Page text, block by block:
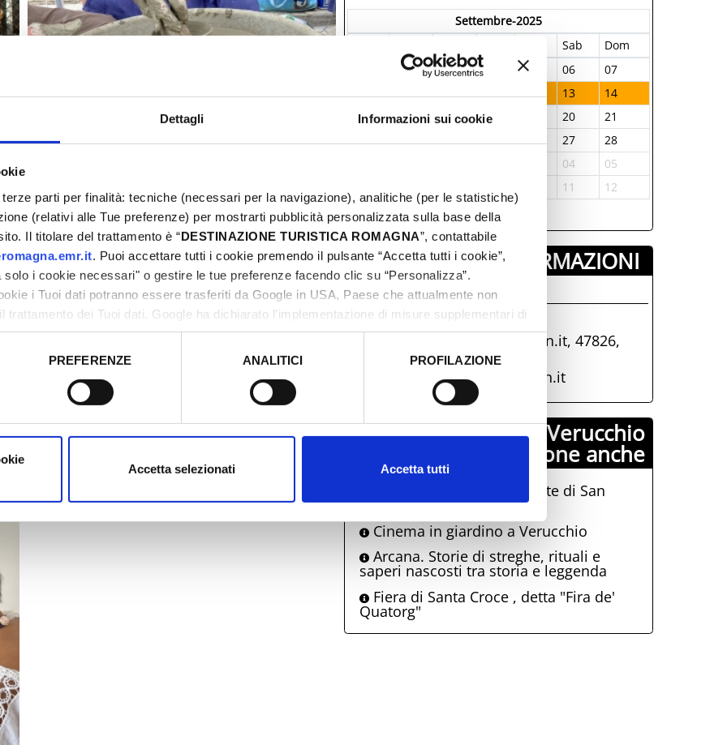
Dettagli Informazioni sui cookie
parti per finalità: tecniche (necessari per la navigazione), analitiche (per le statistiche)
(relativi alle Tue preferenze) per mostrarti pubblicità personalizzata sulla base della
Il titolare del trattamento è “DESTINAZIONE TURISTICA ROMAGNA”, contattabile
. Puoi accettare tutti i cookie premendo il pulsante “Accetta tutti i cookie”,
i cookie necessari" o gestire le tue preferenze facendo clic su “Personalizza”.
i Tuoi dati potranno essere trasferiti da Google in USA, Paese che attualmente non
trattamento dei Tuoi dati. Google ha dichiarato l’implementazione di misure supplementari di
che abbiamo valutato essere sufficienti.
PREFERENZE ANALITICI PROFILAZIONE
Accetta selezionati Accetta tutti
Settembre-2025
Sab
Dom
02 03 04 05 06
07
08
09 10 11 12 13
14
15
16 17 18 20
21
22
23 24 25 26 27
28
04
05
11 12
INFORMAZIONI ­
Ufficio Iat Verucchio
0541-673928
iat@comune.verucchio.rn.it, 47826,
Verucchio, (RN)
iat@comune.verucchio.rn.it
Comune di Verucchio
propone anche
Borgo dei desideri: la notte di San
Lorenzo a Verucchio
Cinema in giardino a Verucchio
Arcana. Storie di streghe, rituali e
saperi nascosti tra storia e leggenda
Fiera di Santa Croce , detta "Fira de'
Quatorg"